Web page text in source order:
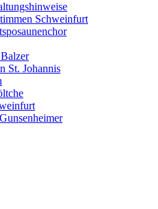
Schweinfurt
St. Johannis